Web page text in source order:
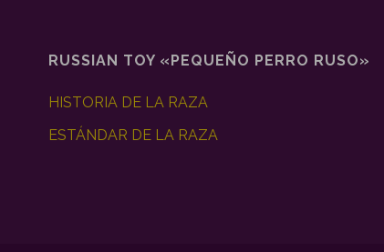
RUSSIAN TOY «PEQUEÑO PERRO RUSO»
HISTORIA DE LA RAZA
ESTÁNDAR DE LA RAZA